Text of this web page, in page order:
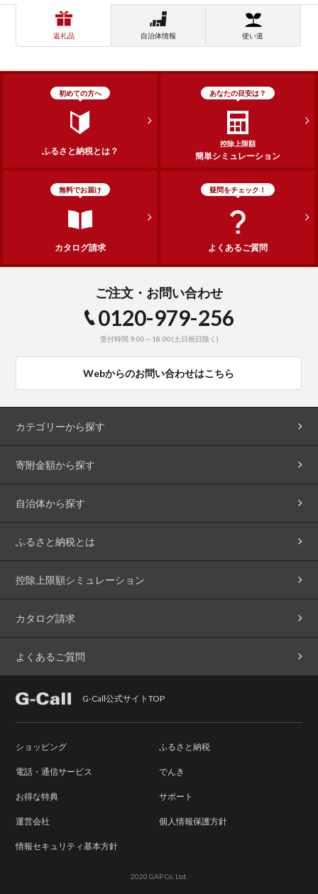
返礼品 自治体情報 使い道
初めての方へ
ふるさと納税とは？
あなたの目安は？
控除上限額
簡単シミュレーション
無料でお届け
カタログ請求
疑問をチェック！
よくあるご質問
ご注文・お問い合わせ
0120-979-256
受付時間 9:00～18:00(土日祝日除く)
Webからのお問い合わせはこちら
カテゴリーから探す
寄附金額から探す
自治体から探す
ふるさと納税とは
控除上限額シミュレーション
カタログ請求
よくあるご質問
G-Call公式サイトTOP
ショッピング ふるさと納税
電話・通信サービス でんき
お得な特典 サポート
運営会社 個人情報保護方針
情報セキュリティ基本方針
2020 GAP Co, Ltd.